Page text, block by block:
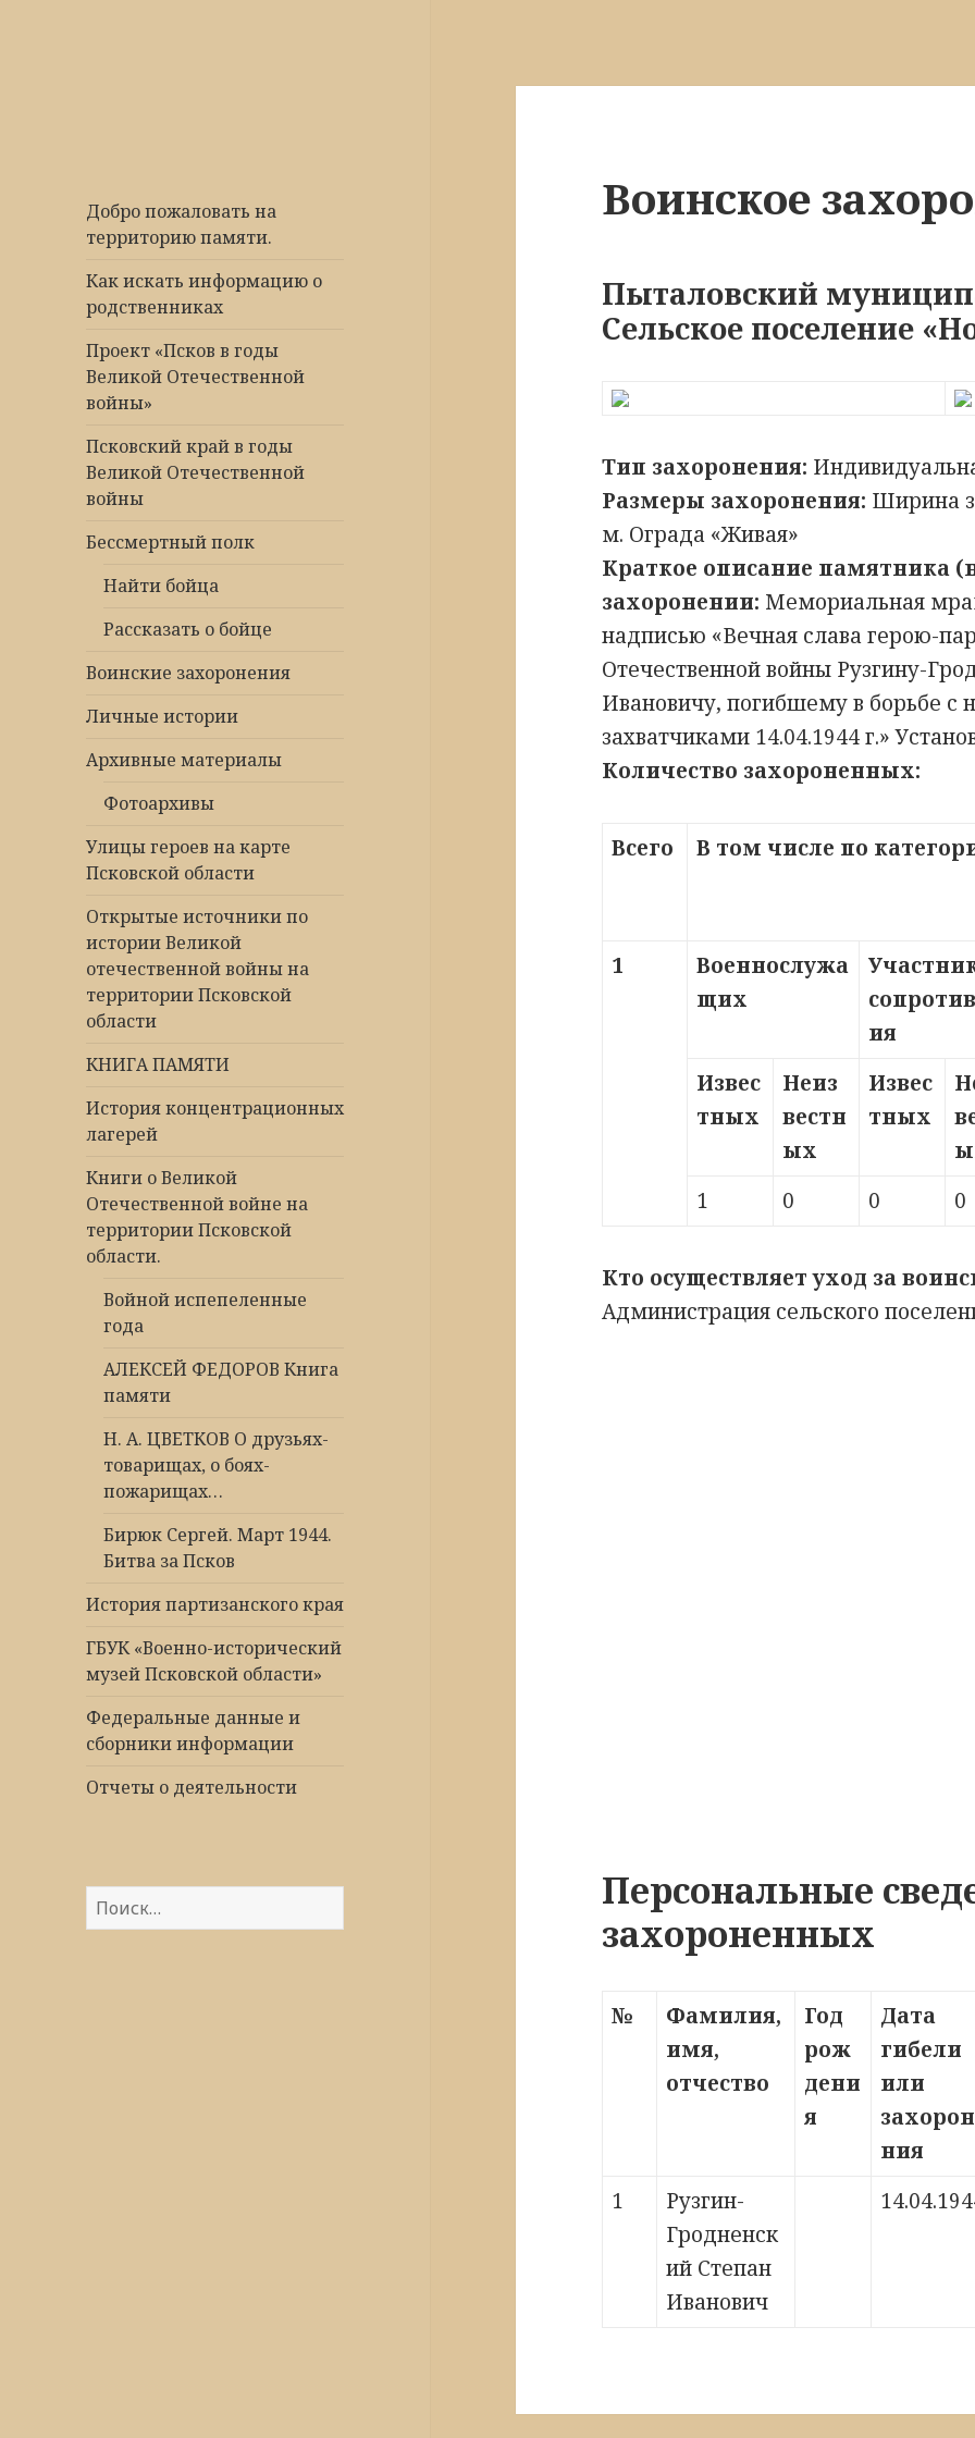
Добро пожаловать на
территорию памяти.
Как искать информацию о
родственниках
Проект «Псков в годы
Великой Отечественной
войны»
Псковский край в годы
Великой Отечественной
войны
Бессмертный полк
Найти бойца
Рассказать о бойце
Воинские захоронения
Личные истории
Архивные материалы
Фотоархивы
Улицы героев на карте
Псковской области
Открытые источники по
истории Великой
отечественной войны на
территории Псковской
области
КНИГА ПАМЯТИ
История концентрационных
лагерей
Книги о Великой
Отечественной войне на
территории Псковской
области.
Войной испепеленные
года
АЛЕКСЕЙ ФЕДОРОВ Книга
памяти
Н. А. ЦВЕТКОВ О друзьях-
товарищах, о боях-
пожарищах…
Бирюк Сергей. Март 1944.
Битва за Псков
История партизанского края
ГБУК «Военно-исторический
музей Псковской области»
Федеральные данные и
сборники информации
Отчеты о деятельности
Найти:
Воинское
Пыталовский
Сельское поселение
Тип захоронения:
Размеры захоронения: Ширина
м. Ограда «Живая»
Краткое описание памятника
захоронении: Мемориальная
надписью «Вечная слава герою-
Отечественной войны Рузгину-
Ивановичу, погибшему в борьбе
захватчиками 14.04.1944 г.»
Количество захороненных:
Всего В том числе по
1
Военнослужа
щих
ия
Извес
тных
Неиз
вестн
ых
Извес
тных
1
0 0 0
Кто осуществляет уход за
Администрация сельского
Персональные
захороненных
№
Фамилия,
имя,
отчество
Год
рож
дени
я
Дата
гибели
или
ния
1
Рузгин-
Гродненск
ий Степан
Иванович